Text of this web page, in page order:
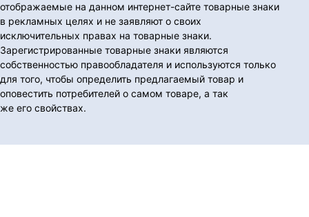
отображаемые на данном интернет-сайте товарные знаки
в рекламных целях и не заявляют о своих
исключительных правах на товарные знаки.
Зарегистрированные товарные знаки являются
собственностью правообладателя и используются только
для того, чтобы определить предлагаемый товар и
оповестить потребителей о самом товаре, а так
же его свойствах.